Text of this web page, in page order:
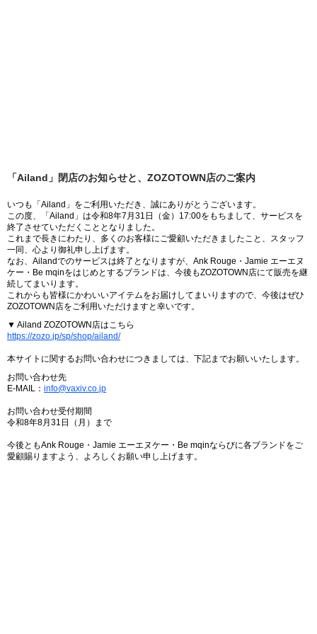
「Ailand」閉店のお知らせと、ZOZOTOWN店のご案内
いつも「Ailand」をご利用いただき、誠にありがとうございます。
この度、「Ailand」は令和8年7月31日（金）17:00をもちまして、サービスを
終了させていただくこととなりました。
これまで長きにわたり、多くのお客様にご愛顧いただきましたこと、スタッフ
一同、心より御礼申し上げます。
なお、Ailandでのサービスは終了となりますが、Ank Rouge・Jamie エーエヌ
ケー・Be mqinをはじめとするブランドは、今後もZOZOTOWN店にて販売を継
続してまいります。
これからも皆様にかわいいアイテムをお届けしてまいりますので、今後はぜひ
ZOZOTOWN店をご利用いただけますと幸いです。
▼ Ailand ZOZOTOWN店はこちら
https://zozo.jp/sp/shop/ailand/
本サイトに関するお問い合わせにつきましては、下記までお願いいたします。
お問い合わせ先
E-MAIL： info@vaxiv.co.jp
お問い合わせ受付期間
令和8年8月31日（月）まで
今後ともAnk Rouge・Jamie エーエヌケー・Be mqinならびに各ブランドをご
愛顧賜りますよう、よろしくお願い申し上げます。